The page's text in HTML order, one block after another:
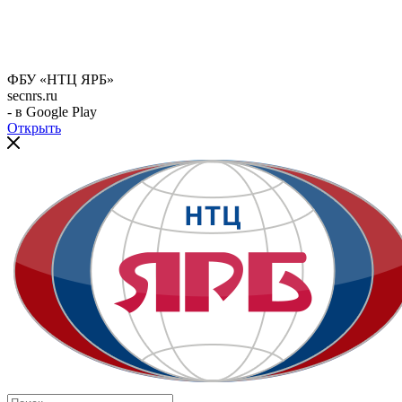
ФБУ «НТЦ ЯРБ»
secnrs.ru
- в Google Play
Открыть